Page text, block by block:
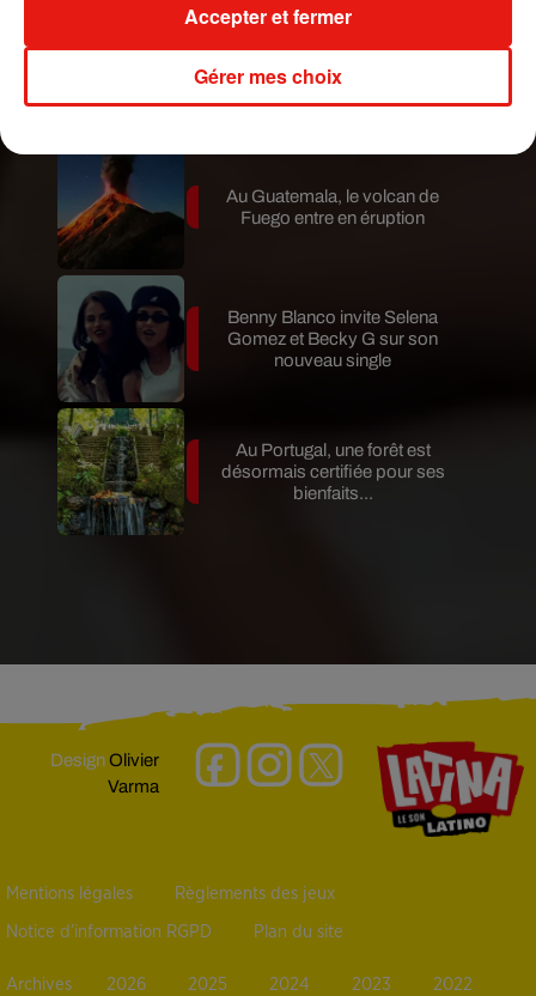
Karol G dévoile la tracklist de
son nouvel album… avec des
Au Guatemala, le volcan de
Fuego entre en éruption
Benny Blanco invite Selena
Gomez et Becky G sur son
nouveau single
Au Portugal, une forêt est
désormais certifiée pour ses
bienfaits...
DesignOlivier
Varma
Mentions légales Règlements des jeux
Notice d’information RGPD Plan du site
Archives 2026 2025 2024 2023 2022
Gérer mes choix
Accepter et fermer